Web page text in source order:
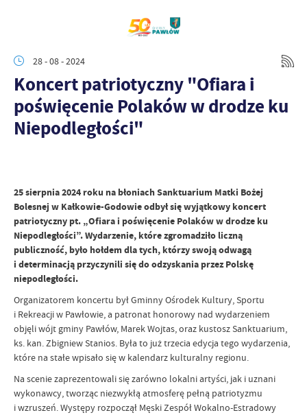
28 - 08 - 2024
Koncert patriotyczny "Ofiara i
poświęcenie Polaków w drodze ku
Niepodległości"
25 sierpnia 2024 roku na błoniach Sanktuarium Matki Bożej
Bolesnej w Kałkowie-Godowie odbył się wyjątkowy koncert
patriotyczny pt. „Ofiara i poświęcenie Polaków w drodze ku
Niepodległości”. Wydarzenie, które zgromadziło liczną
publiczność, było hołdem dla tych, którzy swoją odwagą
i determinacją przyczynili się do odzyskania przez Polskę
niepodległości.
Organizatorem koncertu był Gminny Ośrodek Kultury, Sportu
i Rekreacji w Pawłowie, a patronat honorowy nad wydarzeniem
objęli wójt gminy Pawłów, Marek Wojtas, oraz kustosz Sanktuarium,
ks. kan. Zbigniew Stanios. Była to już trzecia edycja tego wydarzenia,
które na stałe wpisało się w kalendarz kulturalny regionu.
Na scenie zaprezentowali się zarówno lokalni artyści, jak i uznani
wykonawcy, tworząc niezwykłą atmosferę pełną patriotyzmu
i wzruszeń. Występy rozpoczął Męski Zespół Wokalno-Estradowy